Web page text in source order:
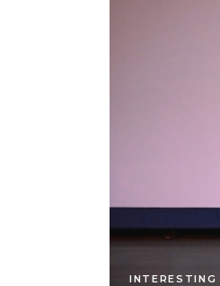
INTERESTING